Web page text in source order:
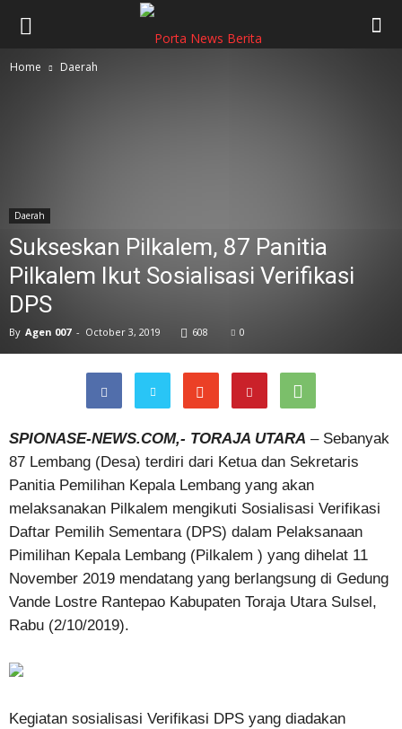
Home Daerah
Daerah
Sukseskan Pilkalem, 87 Panitia
Pilkalem Ikut Sosialisasi Verifikasi
DPS
By Agen 007 - October 3, 2019 608 0
SPIONASE-NEWS.COM,- TORAJA UTARA – Sebanyak
87 Lembang (Desa) terdiri dari Ketua dan Sekretaris
Panitia Pemilihan Kepala Lembang yang akan
melaksanakan Pilkalem mengikuti Sosialisasi Verifikasi
Daftar Pemilih Sementara (DPS) dalam Pelaksanaan
Pimilihan Kepala Lembang (Pilkalem ) yang dihelat 11
November 2019 mendatang yang berlangsung di Gedung
Vande Lostre Rantepao Kabupaten Toraja Utara Sulsel,
Rabu (2/10/2019).
Kegiatan sosialisasi Verifikasi DPS yang diadakan